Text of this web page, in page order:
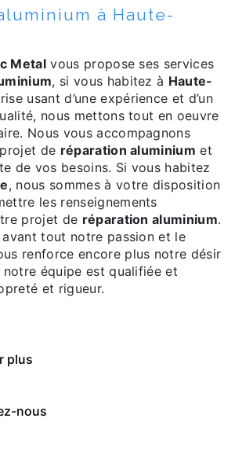
à Haute-
Metal vous propose ses services
, si vous habitez à Haute-
usant d’une expérience et d’un
nous mettons tout en oeuvre
Nous vous accompagnons
de réparation aluminium et
de vos besoins. Si vous habitez
, nous sommes à votre disposition
les renseignements
projet de réparation aluminium.
tout notre passion et le
renforce encore plus notre désir
notre équipe est qualifiée et
et rigueur.
plus
nous